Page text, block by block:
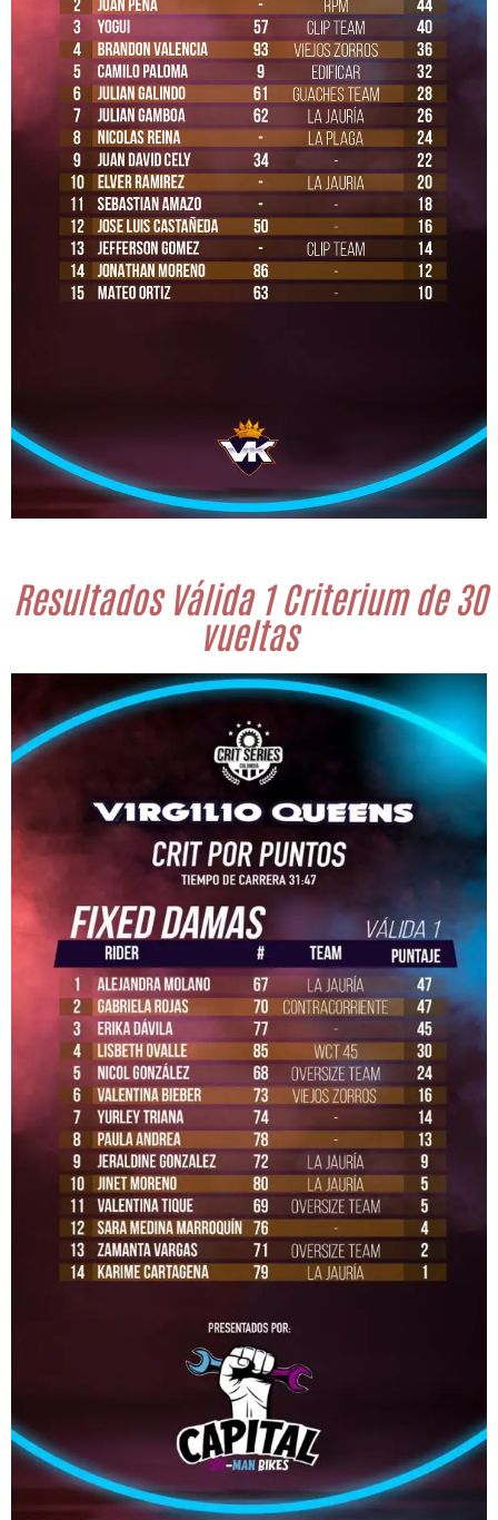
Resultados Válida 1 Criterium de 30
vueltas